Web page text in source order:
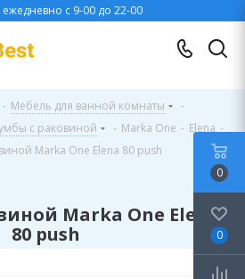
с 9-00 до 22-00
- Мебель для ванной комнаты
-
с раковиной - Marka One - Elena -
Marka One Elena 80 push
Marka One Elena
80 push
0
0